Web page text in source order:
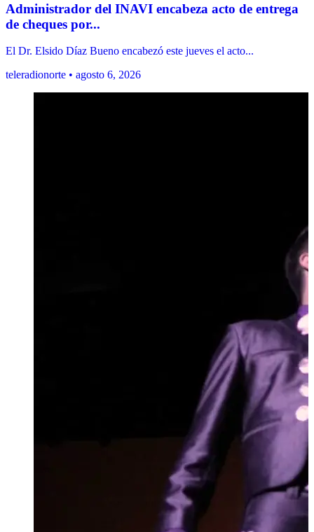
Administrador del INAVI encabeza acto de entrega
de cheques por...
El Dr. Elsido Díaz Bueno encabezó este jueves el acto...
teleradionorte • agosto 6, 2026